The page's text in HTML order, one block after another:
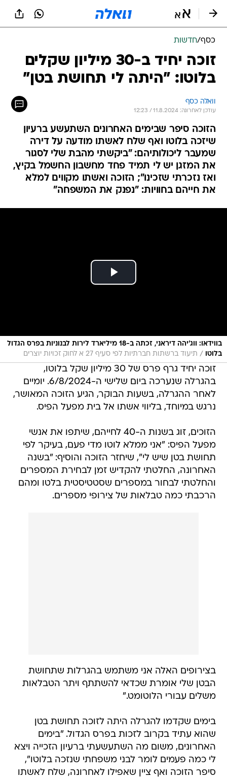
כסף/חדשות
זוכה יחיד ב-30 מיליון שקלים
בלוטו: "היתה לי תחושת בטן"
וואלה כסף
עודכן לאחרונה: 11.8.2024 / 12:23
הזוכה סיפר שבימים האחרונים השתעשע ברעיון
שיזכה בלוטו ואף שלח לאשתו מודעה על דירה
שמעבר ליכולותיהם: "ביקשתי מהבת שלי לסגור
את המזגן יש לי תמיד פחד מחשבון החשמל בקיץ,
ואז נזכרתי שזכינו"; הזוכה ואשתו מקווים למלא
את חייהם בחוויות: "נפנק את המשפחה"
בווידאו: ווג'יהה דיראני, זכתה ב-18 מיליארד לירות לבנוניות בפרס הגדול
בלוטו
/ תיעוד ברשתות חברתיות לפי סעיף 27 א לחוק זכויות יוצרים
זוכה יחיד גרף פרס של 30 מיליון שקל בלוטו,
בהגרלה שנערכה ביום שלישי ה-6/8/2024. יומיים
לאחר ההגרלה, בשעות הבוקר, הגיע הזוכה המאושר,
נרגש במיוחד, בליווי אשתו אל בית מפעל הפיס.
הזוכים, זוג בשנות ה-40 לחייהם, שיתפו את אנשי
מפעל הפיס: "אני ממלא לוטו מדי פעם, בעיקר לפי
תחושת בטן שיש לי", שיחזר הזוכה והוסיף: "בשנה
האחרונה, החלטתי להקדיש זמן לבחירת המספרים
והחלטתי לבחור במספרים שסטטיסטית בלטו ומהם
הרכבתי כמה טבלאות של צירופי מספרים.
בצירופים האלה אני משתמש בהגרלות שתחושת
הבטן שלי אומרת שכדאי להשתתף ויתר הטבלאות
משלים עבורי הלוטומט."
בימים שקדמו להגרלה היתה לזוכה תחושת בטן
שהוא עתיד בקרוב לזכות בפרס הגדול. "בימים
האחרונים, משום מה השתעשעתי ברעיון הזכייה ויצא
לי כמה פעמים לומר לבני משפחתי שנזכה בלוטו",
סיפר הזוכה ואף ציין שאפילו לאחרונה, שלח לאשתו